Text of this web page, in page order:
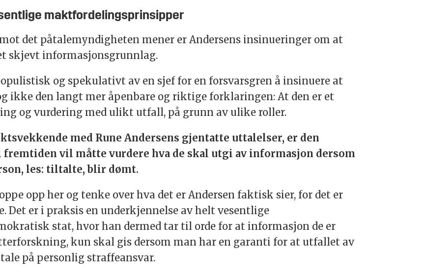
maktfordelingsprinsipper
det påtalemyndigheten mener er Andersens insinueringer om at
skjevt informasjonsgrunnlag.
og spekulativt av en sjef for en forsvarsgren å insinuere at
ikke den langt mer åpenbare og riktige forklaringen: At den er et
og vurdering med ulikt utfall, på grunn av ulike roller.
med Rune Andersens gjentatte uttalelser, er den
fremtiden vil måtte vurdere hva de skal utgi av informasjon dersom
les: tiltalte, blir dømt.
opp her og tenke over hva det er Andersen faktisk sier, for det er
Det er i praksis en underkjennelse av helt vesentlige
stat, hvor han dermed tar til orde for at informasjon de er
kun skal gis dersom man har en garanti for at utfallet av
på personlig straffeansvar.